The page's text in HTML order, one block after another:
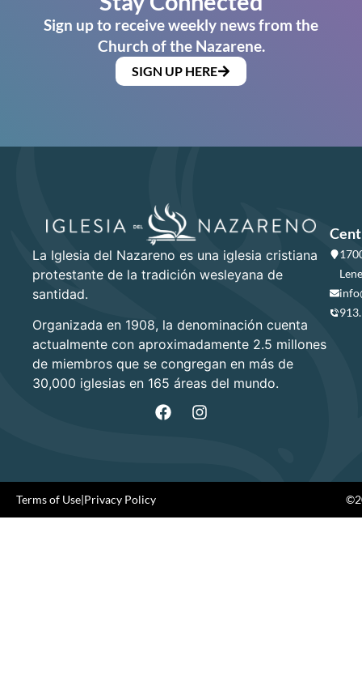
Sign up to receive weekly news from the
Church of the Nazarene.
SIGN UP HERE
La Iglesia del Nazareno es una iglesia cristiana
protestante de la tradición wesleyana de
santidad.
Organizada en 1908, la denominación cuenta
actualmente con aproximadamente 2.5 millones
de miembros que se congregan en más de
30,000 iglesias en 165 áreas del mundo.
Terms of Use|Privacy Policy